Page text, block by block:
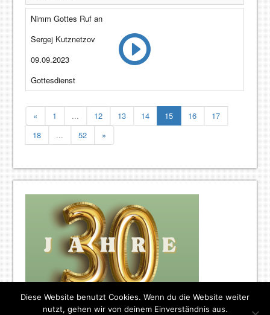
Nimm Gottes Ruf an
Sergej Kutznetzov
09.09.2023
Gottesdienst
« 1 ... 12 13 14 15 16
17
18
... 52 »
Diese Website benutzt Cookies. Wenn du die Website weiter
nutzt, gehen wir von deinem Einverständnis aus.